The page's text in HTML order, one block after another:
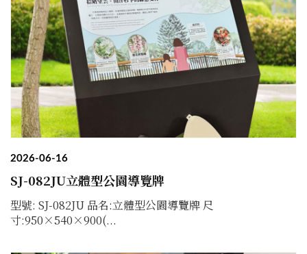
2026-06-16
SJ-082JU立體型公園導覽牌
型號: SJ-082JU 品名:立體型公園導覽牌 尺
寸:950×540×900(...